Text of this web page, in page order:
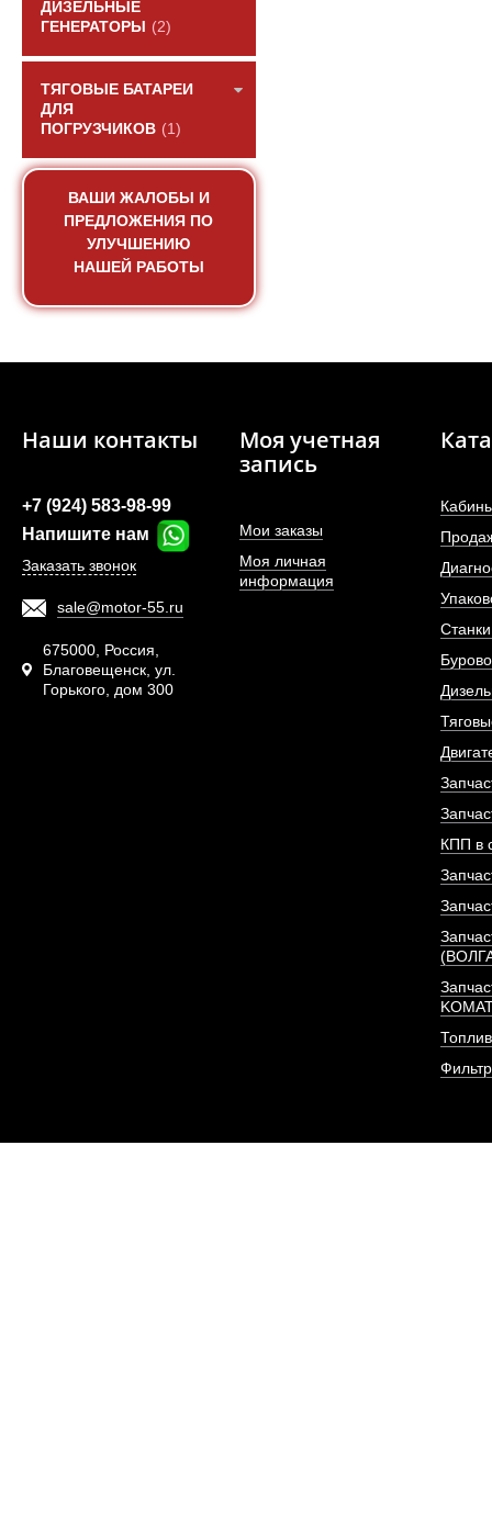
ДИЗЕЛЬНЫЕ
ГЕНЕРАТОРЫ
(2)
ТЯГОВЫЕ БАТАРЕИ
ДЛЯ
ПОГРУЗЧИКОВ (1)
ВАШИ ЖАЛОБЫ И
ПРЕДЛОЖЕНИЯ ПО
УЛУЧШЕНИЮ
НАШЕЙ РАБОТЫ
ТНВД (топливный
АРТИКУЛ:
ПОД
Наши контакты
+7 (924) 583-98-99
Напишите нам
Заказать звонок
sale@motor-55.ru
675000, Россия,
Благовещенск, ул.
Горького, дом 300
Моя учетная
запись
Мои заказы
Моя личная
информация
КПП в